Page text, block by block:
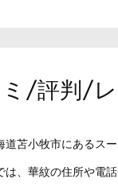
/評判/
道苫小牧市にあるス
は、華紋の住所や電